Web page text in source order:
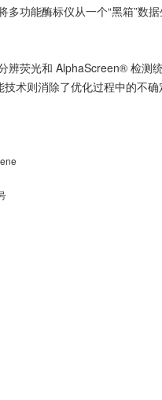
功能酶标仪从一个“黑箱”数
辨荧光和 AlphaScreen® 检测
术则消除了优化过程中的不